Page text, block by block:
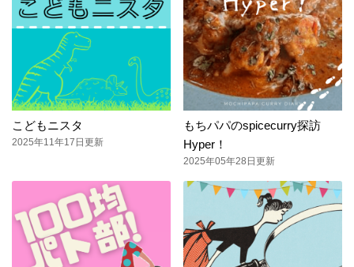
こどもニスタ
2025年11年17日更新
もちパパのspicecurry探訪
Hyper！
2025年05年28日更新